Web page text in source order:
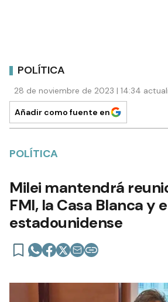
POLÍTICA
28 de noviembre de 2023 | 14:34
Añadir como fuente en
POLÍTICA
Milei mantendrá
FMI, la Casa Blanca y
estadounidense